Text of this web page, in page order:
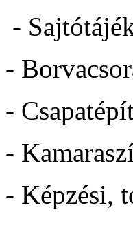
-
-
-
-
- Képzési,